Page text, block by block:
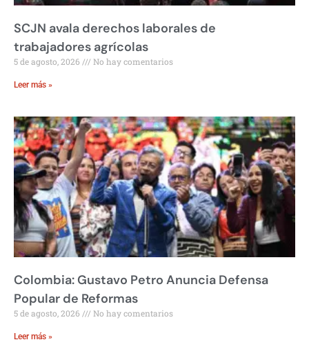
SCJN avala derechos laborales de
trabajadores agrícolas
5 de agosto, 2026 No hay comentarios
Leer más »
Colombia: Gustavo Petro Anuncia Defensa
Popular de Reformas
5 de agosto, 2026 No hay comentarios
Leer más »